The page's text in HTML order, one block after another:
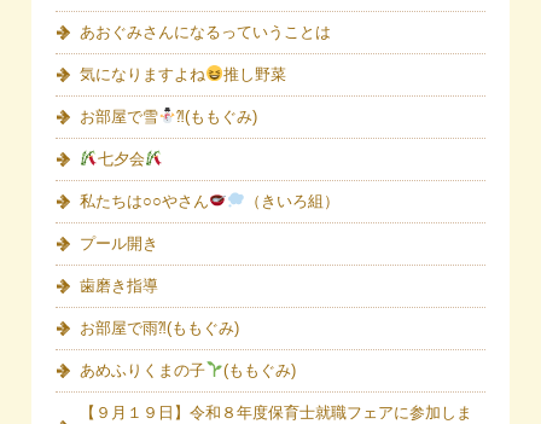
あおぐみさんになるっていうことは
気になりますよね 推し野菜
お部屋で雪 ⁈(ももぐみ)
七夕会
私たちは○○やさん （きいろ組）
プール開き
歯磨き指導
お部屋で雨⁈(ももぐみ)
あめふりくまの子 (ももぐみ)
【９月１９日】令和８年度保育士就職フェアに参加しま